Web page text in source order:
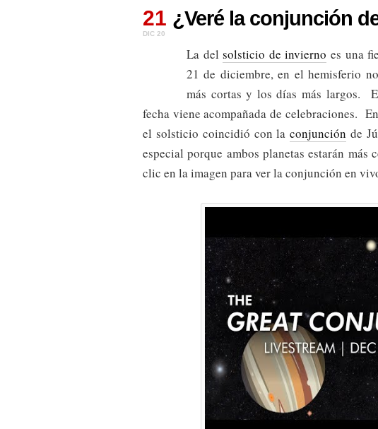
conjunción
Júpiter
y
Saturno?
21
DIC 20
¿Veré la conjunción
La delsolsticio de invierno es una
21 de diciembre, en el hemisferio
más cortas y los días más largos.
fecha viene acompañada de celebraciones.
el solsticio coincidió con laconjunción de
especial porque ambos planetas estarán más
clic en la imagen para ver la conjunción en